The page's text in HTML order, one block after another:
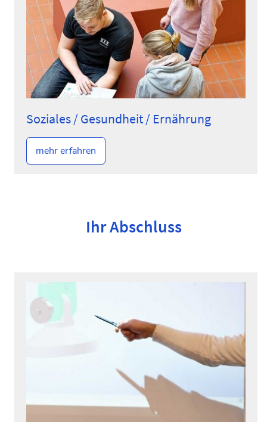
Soziales / Gesundheit / Ernährung
mehr erfahren
Ihr Abschluss